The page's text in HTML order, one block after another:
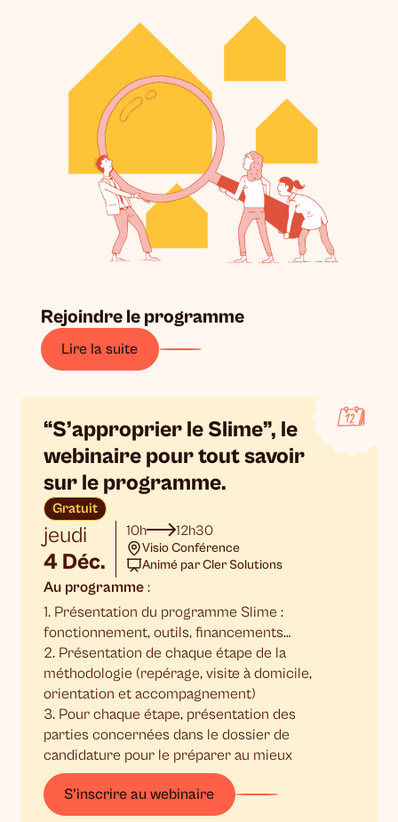
Rejoindre le programme
Lire la suite
“S’approprier le Slime”, le
webinaire pour tout savoir
sur le programme.
Gratuit
jeudi
4 Déc.
10h 12h30
Visio Conférence
Animé par Cler Solutions
Au programme:
1. Présentation du programme Slime :
fonctionnement, outils, financements…
2. Présentation de chaque étape de la
méthodologie (repérage, visite à domicile,
orientation et accompagnement)
3. Pour chaque étape, présentation des
parties concernées dans le dossier de
candidature pour le préparer au mieux
S’inscrire au webinaire